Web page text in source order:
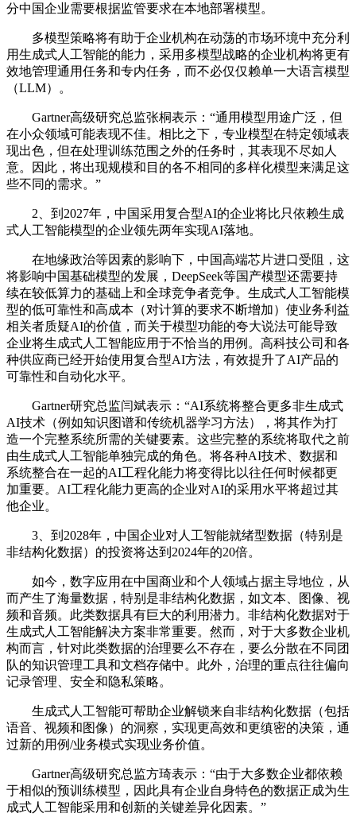
分中国企业需要根据监管要求在本地部署模型。
多模型策略将有助于企业机构在动荡的市场环境中充分利
用生成式人工智能的能力，采用多模型战略的企业机构将更有
效地管理通用任务和专内任务，而不必仅仅赖单一大语言模型
（LLM）。
Gartner高级研究总监张桐表示：“通用模型用途广泛，但
在小众领域可能表现不佳。相比之下，专业模型在特定领域表
现出色，但在处理训练范围之外的任务时，其表现不尽如人
意。因此，将出现规模和目的各不相同的多样化模型来满足这
些不同的需求。”
2、到2027年，中国采用复合型AI的企业将比只依赖生成
式人工智能模型的企业领先两年实现AI落地。
在地缘政治等因素的影响下，中国高端芯片进口受阻，这
将影响中国基础模型的发展，DeepSeek等国产模型还需要持
续在较低算力的基础上和全球竞争者竞争。生成式人工智能模
型的低可靠性和高成本（对计算的要求不断增加）使业务利益
相关者质疑AI的价值，而关于模型功能的夸大说法可能导致
企业将生成式人工智能应用于不恰当的用例。高科技公司和各
种供应商已经开始使用复合型AI方法，有效提升了AI产品的
可靠性和自动化水平。
Gartner研究总监闫斌表示：“AI系统将整合更多非生成式
AI技术（例如知识图谱和传统机器学习方法），将其作为打
造一个完整系统所需的关键要素。这些完整的系统将取代之前
由生成式人工智能单独完成的角色。将各种AI技术、数据和
系统整合在一起的AI工程化能力将变得比以往任何时候都更
加重要。AI工程化能力更高的企业对AI的采用水平将超过其
他企业。
3、到2028年，中国企业对人工智能就绪型数据（特别是
非结构化数据）的投资将达到2024年的20倍。
如今，数字应用在中国商业和个人领域占据主导地位，从
而产生了海量数据，特别是非结构化数据，如文本、图像、视
频和音频。此类数据具有巨大的利用潜力。非结构化数据对于
生成式人工智能解决方案非常重要。然而，对于大多数企业机
构而言，针对此类数据的治理要么不存在，要么分散在不同团
队的知识管理工具和文档存储中。此外，治理的重点往往偏向
记录管理、安全和隐私策略。
生成式人工智能可帮助企业解锁来自非结构化数据（包括
语音、视频和图像）的洞察，实现更高效和更缜密的决策，通
过新的用例/业务模式实现业务价值。
Gartner高级研究总监方琦表示：“由于大多数企业都依赖
于相似的预训练模型，因此具有企业自身特色的数据正成为生
成式人工智能采用和创新的关键差异化因素。”